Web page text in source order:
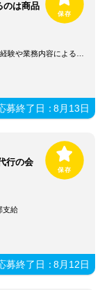
のは商品
務内容による）+交通費全額
募終了日：8月13日
行の会
支給
募終了日：8月12日